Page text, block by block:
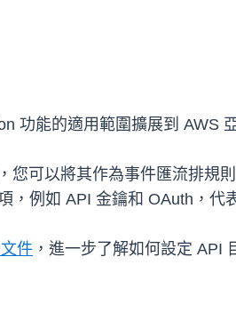
功能的適用範圍擴展到 AWS
您可以將其作為事件匯流排規
，例如 API 金鑰和 OAuth，代
件 ，進一步了解如何設定 API